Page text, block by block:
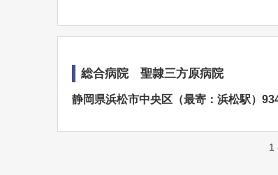
総合病院 聖隷三方原病院
静岡県浜松市中央区（最寄：浜松駅）
1